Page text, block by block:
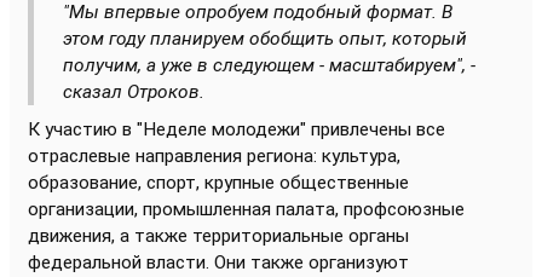
"Мы впервые опробуем подобный формат. В
этом году планируем обобщить опыт, который
получим, а уже в следующем - масштабируем", -
сказал Отроков.
К участию в "Неделе молодежи" привлечены все
отраслевые направления региона: культура,
образование, спорт, крупные общественные
организации, промышленная палата, профсоюзные
движения, а также территориальные органы
федеральной власти. Они также организуют